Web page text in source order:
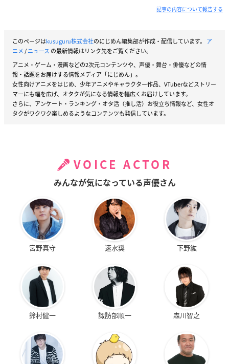
記事の内容について報告する
このページはkusuguru株式会社のにじめん編集部が作成・配信しています。 ア
ニメ/ニュース の最新情報はリンク先をご覧ください。
アニメ・ゲーム・漫画などの2次元コンテンツや、声優・舞台・俳優などの情
報・話題をお届けする情報メディア「にじめん」。
女性向けアニメをはじめ、少年アニメやキャラクター作品、VTuberなどストリー
マーにも幅を広げ、オタクが気になる情報を幅広くお届けしています。
さらに、アンケート・ランキング・オタ活（推し活）お役立ち情報など、女性オ
タクがワクワク楽しめるようなコンテンツも発信しています。
VOICE ACTOR
みんなが気になっている声優さん
宮野真守 速水奨 下野紘
鈴村健一 諏訪部順一 森川智之